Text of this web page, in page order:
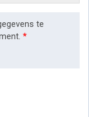
te
*